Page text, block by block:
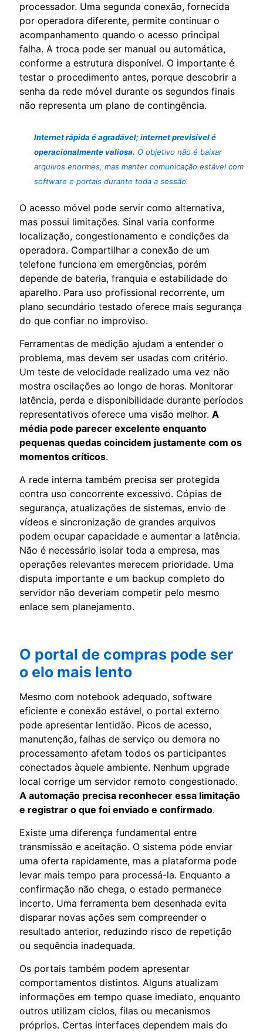
processador. Uma segunda conexão, fornecida
por operadora diferente, permite continuar o
acompanhamento quando o acesso principal
falha. A troca pode ser manual ou automática,
conforme a estrutura disponível. O importante é
testar o procedimento antes, porque descobrir a
senha da rede móvel durante os segundos finais
não representa um plano de contingência.
Internet rápida é agradável; internet previsível é
operacionalmente valiosa. O objetivo não é baixar
arquivos enormes, mas manter comunicação estável com
software e portais durante toda a sessão.
O acesso móvel pode servir como alternativa,
mas possui limitações. Sinal varia conforme
localização, congestionamento e condições da
operadora. Compartilhar a conexão de um
telefone funciona em emergências, porém
depende de bateria, franquia e estabilidade do
aparelho. Para uso profissional recorrente, um
plano secundário testado oferece mais segurança
do que confiar no improviso.
Ferramentas de medição ajudam a entender o
problema, mas devem ser usadas com critério.
Um teste de velocidade realizado uma vez não
mostra oscilações ao longo de horas. Monitorar
latência, perda e disponibilidade durante períodos
representativos oferece uma visão melhor. A
média pode parecer excelente enquanto
pequenas quedas coincidem justamente com os
momentos críticos.
A rede interna também precisa ser protegida
contra uso concorrente excessivo. Cópias de
segurança, atualizações de sistemas, envio de
vídeos e sincronização de grandes arquivos
podem ocupar capacidade e aumentar a latência.
Não é necessário isolar toda a empresa, mas
operações relevantes merecem prioridade. Uma
disputa importante e um backup completo do
servidor não deveriam competir pelo mesmo
enlace sem planejamento.
O portal de compras pode ser
o elo mais lento
Mesmo com notebook adequado, software
eficiente e conexão estável, o portal externo
pode apresentar lentidão. Picos de acesso,
manutenção, falhas de serviço ou demora no
processamento afetam todos os participantes
conectados àquele ambiente. Nenhum upgrade
local corrige um servidor remoto congestionado.
A automação precisa reconhecer essa limitação
e registrar o que foi enviado e confirmado.
Existe uma diferença fundamental entre
transmissão e aceitação. O sistema pode enviar
uma oferta rapidamente, mas a plataforma pode
levar mais tempo para processá-la. Enquanto a
confirmação não chega, o estado permanece
incerto. Uma ferramenta bem desenhada evita
disparar novas ações sem compreender o
resultado anterior, reduzindo risco de repetição
ou sequência inadequada.
Os portais também podem apresentar
comportamentos distintos. Alguns atualizam
informações em tempo quase imediato, enquanto
outros utilizam ciclos, filas ou mecanismos
próprios. Certas interfaces dependem mais do